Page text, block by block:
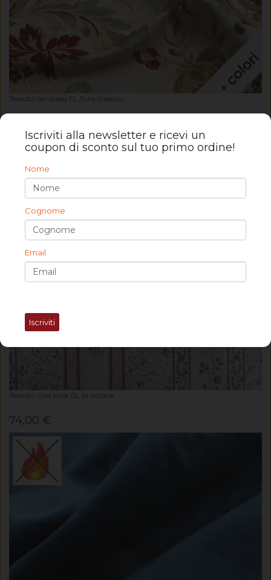
Tessuto lampassi FL Julia classico
Tessuto Costance CL in cotone
74,00 €
Iscriviti alla newsletter e ricevi un
coupon di sconto sul tuo primo ordine!
Nome
Cognome
Email
Iscriviti